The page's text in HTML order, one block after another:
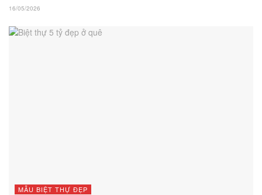
16/05/2026
MẪU BIỆT THỰ ĐẸP